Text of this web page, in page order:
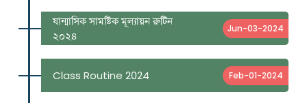
ষান্মাসিক সামষ্টিক মূল্যায়ন রুটিন
২০২৪
Jun-03-2024
Class Routine 2024 Feb-01-2024